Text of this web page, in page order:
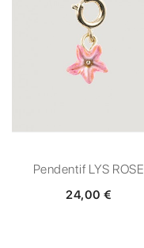
Pendentif LYS ROSE
24,00 €